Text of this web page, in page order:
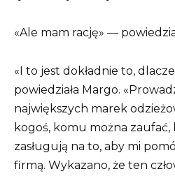
«Ale mam rację» —
«I to jest dokładnie to,
powiedziała Margo.
największych marek
kogoś, komu można zaufać,
zasługują na to, aby mi
firmą. Wykazano, że ten